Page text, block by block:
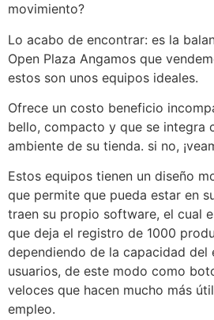
movimiento?
Lo acabo de encontrar: es la
Open Plaza Angamos que
estos son unos equipos ideales.
Ofrece un costo beneficio
bello, compacto y que se integra
ambiente de su tienda. si no,
Estos equipos tienen un diseño
que permite que pueda estar en
traen su propio software, el cual
que deja el registro de 1000
dependiendo de la capacidad del
usuarios, de este modo como
veloces que hacen mucho más
empleo.